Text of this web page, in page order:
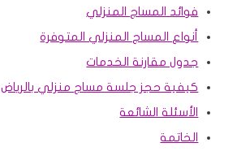
فوائد المساج المنزلي
أنواع المساج المنزلي المتوفرة
جدول مقارنة الخدمات
كيفية حجز جلسة مساج منزلي بالرياض
الأسئلة الشائعة
الخاتمة